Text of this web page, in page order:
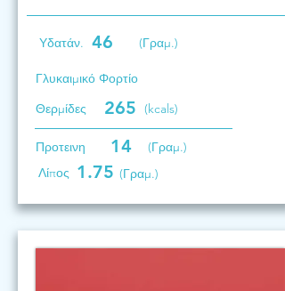
Υδατάν. 46 (Γραμ.)
Γλυκαιμικό Φορτίο
Θερμίδες
265 (kcals)
Προτεινη 14
(Γραμ.)
Λίπος 1.75 (Γραμ.)